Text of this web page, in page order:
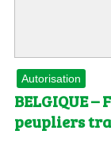
Autorisation
BELGIQUE
peupliers